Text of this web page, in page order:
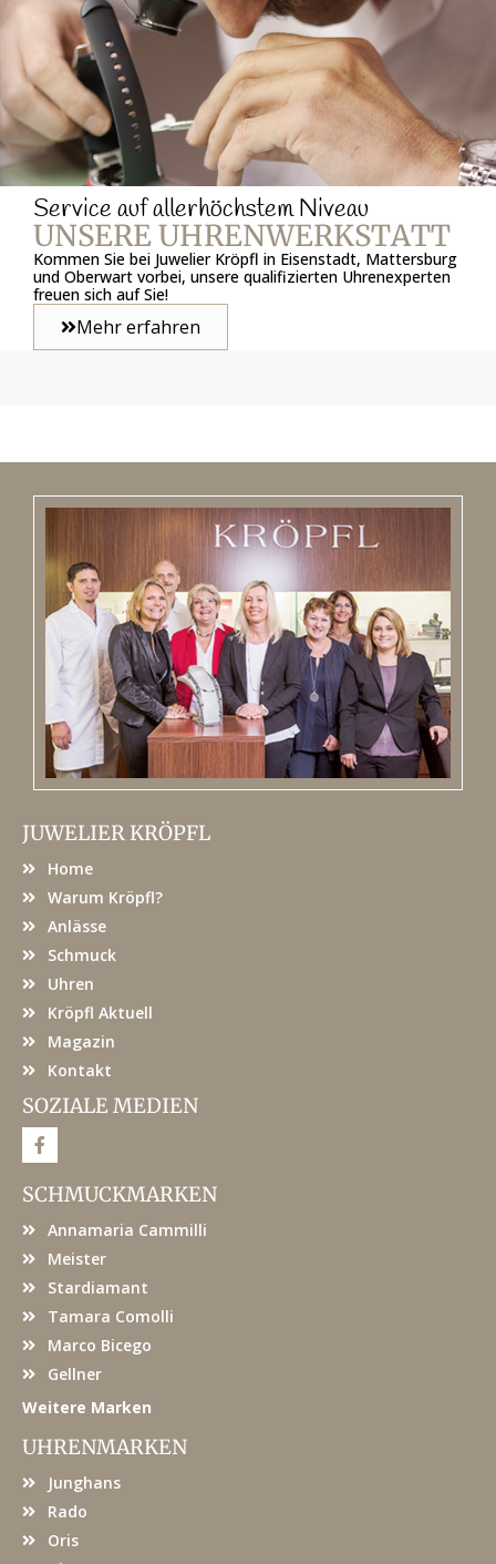
Service auf allerhöchstem Niveau
UNSERE UHRENWERKSTATT
Kommen Sie bei Juwelier Kröpfl in Eisenstadt, Mattersburg
und Oberwart vorbei, unsere qualifizierten Uhrenexperten
freuen sich auf Sie!
Mehr erfahren
JUWELIER KRÖPFL
Home
Warum Kröpfl?
Anlässe
Schmuck
Uhren
Kröpfl Aktuell
Magazin
Kontakt
SOZIALE MEDIEN
F
a
e
b
o
SCHMUCKMARKEN
Annamaria Cammilli
Meister
Stardiamant
Tamara Comolli
Marco Bicego
Gellner
Weitere Marken
UHRENMARKEN
Junghans
Rado
Oris